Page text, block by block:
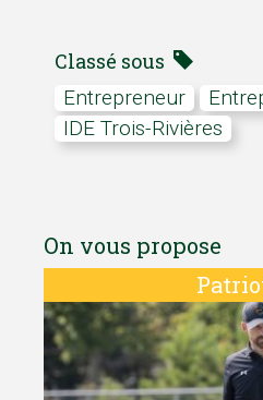
Classé sous
Entrepreneur
IDE Trois-Rivières
On vous propose